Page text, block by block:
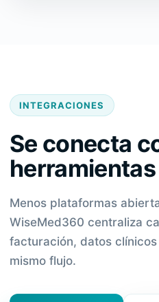
INTEGRACIONES
Se conecta
herramientas
Menos plataformas
WiseMed360 centraliza
facturación, datos
mismo flujo.